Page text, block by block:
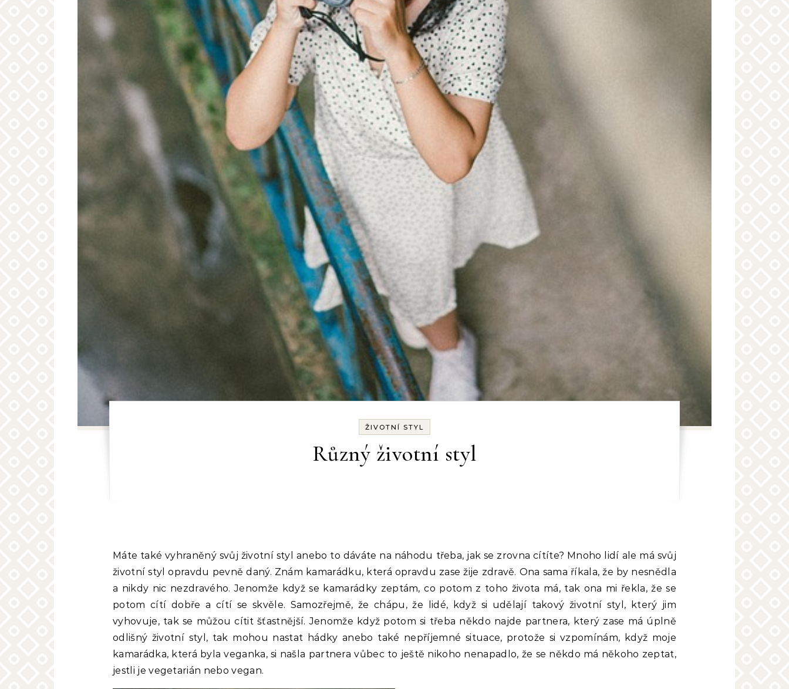
ŽIVOTNÍ STYL
Různý životní styl
Máte také vyhraněný svůj životní styl anebo to dáváte na náhodu třeba, jak se zrovna cítíte? Mnoho lidí ale má svůj
životní styl opravdu pevně daný. Znám kamarádku, která opravdu zase žije zdravě. Ona sama říkala, že by nesnědla
a nikdy nic nezdravého. Jenomže když se kamarádky zeptám, co potom z toho života má, tak ona mi řekla, že se
potom cítí dobře a cítí se skvěle. Samozřejmě, že chápu, že lidé, když si udělají takový životní styl, který jim
vyhovuje, tak se můžou cítit šťastnější. Jenomže když potom si třeba někdo najde partnera, který zase má úplně
odlišný životní styl, tak mohou nastat hádky anebo také nepříjemné situace, protože si vzpomínám, když moje
kamarádka, která byla veganka, si našla partnera vůbec to ještě nikoho nenapadlo, že se někdo má někoho zeptat,
jestli je vegetarián nebo vegan.